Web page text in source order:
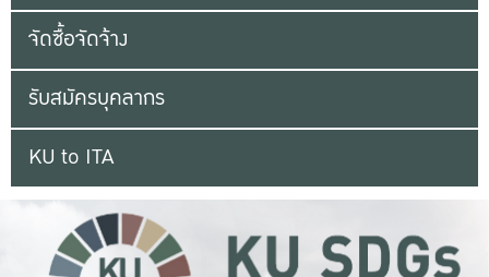
จัดซื้อจัดจ้าง
รับสมัครบุคลากร
KU to ITA